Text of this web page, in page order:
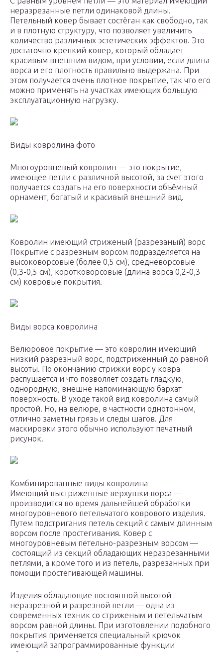
неразрезанные петли одинаковой длины.
Петельный ковер бывает состёган как свободно, так
и в плотную структуру, что позволяет увеличить
количество различных эстетических эффектов. Это
достаточно крепкий ковер, который обладает
красивым внешним видом, при условии, если длина
ворса и его плотность правильно выдержана. При
этом получается очень плотное покрытие, так что его
можно применять на участках имеющих большую
эксплуатационную нагрузку.
Виды ковролина фото
Многоуровневый ковролин — это покрытие,
имеющее петли с различной высотой, за счет этого
получается создать на его поверхности объёмный
орнамент, богатый и красивый внешний вид.
Ковролин имеющий стриженый (разрезаный) ворс
Покрытие с разрезным ворсом подразделяется на
высоковорсовые (более 0,5 см), средневорсовые
(0,3-0,5 см), коротковорсовые (длина ворса 0,2-0,3
см) ковровые покрытия.
Виды ворса ковролина
Велюровое покрытие — это ковролин имеющий
низкий разрезный ворс, подстриженный до равной
высоты. По окончанию стрижки ворс у ковра
распушается и что позволяет создать гладкую,
однородную, внешне напоминающую бархат
поверхность. В уходе такой вид ковролина самый
простой. Но, на велюре, в частности однотонном,
отлично заметны грязь и следы шагов. Для
маскировки этого обычно используют печатный
рисунок.
Комбинированные виды ковролина
Имеющий выстриженные верхушки ворса —
производится во время дальнейшей обработки
многоуровневого петельчатого коврового изделия.
Путем подстригания петель секций с самым длинным
ворсом после простегивания. Ковер с
многоуровневым петельно-разрезным ворсом —
состоящий из секций обладающих неразрезанными
петлями, а кроме того и из петель, разрезанных при
помощи простегивающей машины.
Изделия обладающие постоянной высотой
неразрезной и разрезной петли — одна из
современных техник со стриженым и петельчатым
ворсом равной длины. При изготовлении подобного
покрытия применяется специальный крючок
имеющий запрограммированные функции